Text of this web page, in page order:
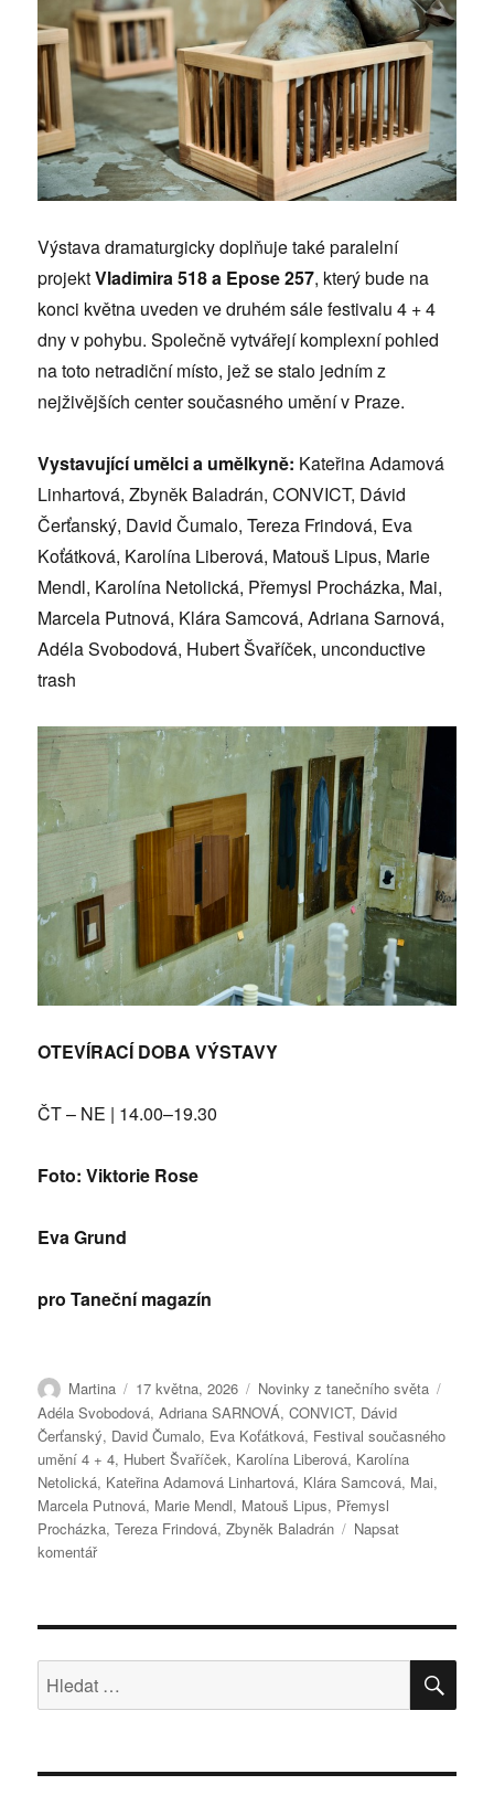
Výstava dramaturgicky doplňuje také paralelní
projektVladimira 518 a Epose 257, který bude na
konci května uveden ve druhém sále festivalu 4 + 4
dny v pohybu. Společně vytvářejí komplexní pohled
na toto netradiční místo, jež se stalo jedním z
nejživějších center současného umění v Praze.
Vystavující umělci a umělkyně: Kateřina Adamová
Linhartová, Zbyněk Baladrán, CONVICT, Dávid
Čerťanský, David Čumalo, Tereza Frindová, Eva
Koťátková, Karolína Liberová, Matouš Lipus, Marie
Mendl, Karolína Netolická, Přemysl Procházka, Mai,
Marcela Putnová, Klára Samcová, Adriana Sarnová,
Adéla Svobodová, Hubert Švaříček, unconductive
trash
OTEVÍRACÍ DOBA VÝSTAVY
ČT – NE | 14.00–19.30
Foto: Viktorie Rose
Eva Grund
pro Taneční magazín
Autor:
Martina Publikováno:
17 května, 2026 Rubriky:
Novinky z tanečního světa
Adéla Svobodová,Adriana SARNOVÁ,CONVICT, Dávid
Čerťanský, David Čumalo, Eva Koťátková, Festival současného
umění 4 + 4, Hubert Švaříček, Karolína Liberová, Karolína
Netolická, Kateřina Adamová Linhartová, Klára Samcová, Mai,
Marcela Putnová, Marie Mendl, Matouš Lipus, Přemysl
Procházka,Tereza Frindová,Zbyněk Baladrán
Napsat
komentářpro
názvem
jako
archeologie
pocitů
Hledat: